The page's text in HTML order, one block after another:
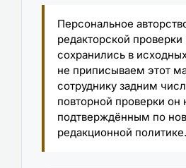
Персональное
редакторской проверки
сохранились в
не приписываем этот
сотруднику задним
повторной проверки он
подтверждённым по
редакционной политике.